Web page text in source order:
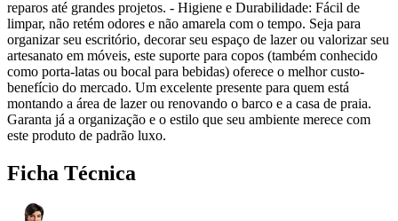
reparos até grandes projetos. - Higiene e Durabilidade: Fácil de
limpar, não retém odores e não amarela com o tempo. Seja para
organizar seu escritório, decorar seu espaço de lazer ou valorizar seu
artesanato em móveis, este suporte para copos (também conhecido
como porta-latas ou bocal para bebidas) oferece o melhor custo-
benefício do mercado. Um excelente presente para quem está
montando a área de lazer ou renovando o barco e a casa de praia.
Garanta já a organização e o estilo que seu ambiente merece com
este produto de padrão luxo.
Ficha Técnica